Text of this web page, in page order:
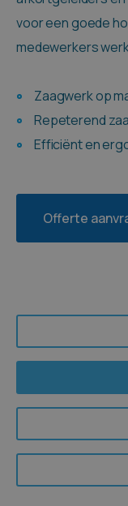
voor een goede
medewerkers
Zaagwerk op
Repeterend
Efficiënt en
Offerte